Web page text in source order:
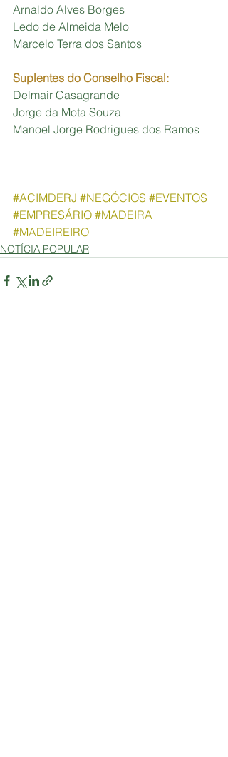
Arnaldo Alves Borges
Ledo de Almeida Melo
Marcelo Terra dos Santos
Suplentes do Conselho Fiscal:
Delmair Casagrande
Jorge da Mota Souza
Manoel Jorge Rodrigues dos Ramos
#ACIMDERJ #NEGÓCIOS #EVENTOS
#EMPRESÁRIO #MADEIRA
#MADEIREIRO
NOTÍCIA POPULAR